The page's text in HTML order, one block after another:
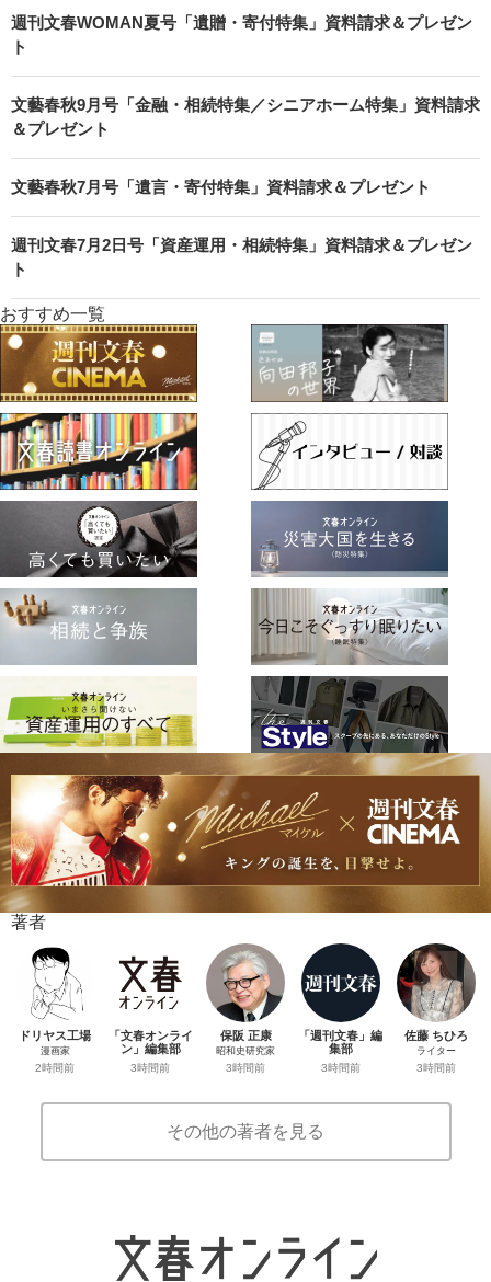
週刊文春WOMAN夏号「遺贈・寄付特集」資料請求＆プレゼン
ト
文藝春秋9月号「金融・相続特集／シニアホーム特集」資料請求
＆プレゼント
文藝春秋7月号「遺言・寄付特集」資料請求＆プレゼント
週刊文春7月2日号「資産運用・相続特集」資料請求＆プレゼン
ト
おすすめ一覧
著者
ドリヤス工場
漫画家
2時間前
「文春オンライ
ン」編集部
3時間前
保阪 正康
昭和史研究家
3時間前
「週刊文春」編
集部
3時間前
佐藤 ちひろ
ライター
3時間前
その他の著者を見る